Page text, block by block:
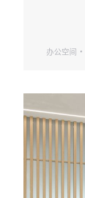
办公空间